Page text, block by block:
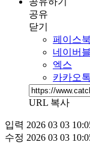
공유
닫기
페이스북
네이버
엑스
카카오톡
URL 복사
입력 2026 03 03
수정 2026 03 03